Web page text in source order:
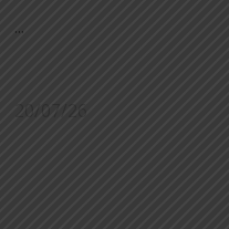
...
20/07/26